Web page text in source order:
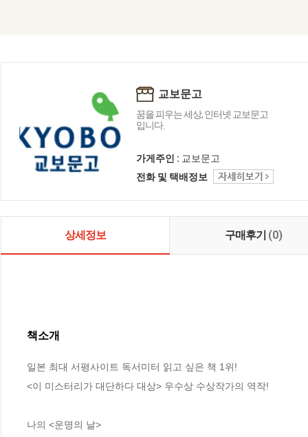
교보문고
꿈을 피우는 세상, 인터넷 교보문고
입니다.
가게주인 : 교보문고
전화 및 택배정보
상세정보 구매후기 (0)
책소개
일본 최대 서평사이트 독서미터 읽고 싶은 책 1위!
<이 미스터리가 대단하다 대상> 우수상 수상작가의 역작!
나의 <운명의 날>